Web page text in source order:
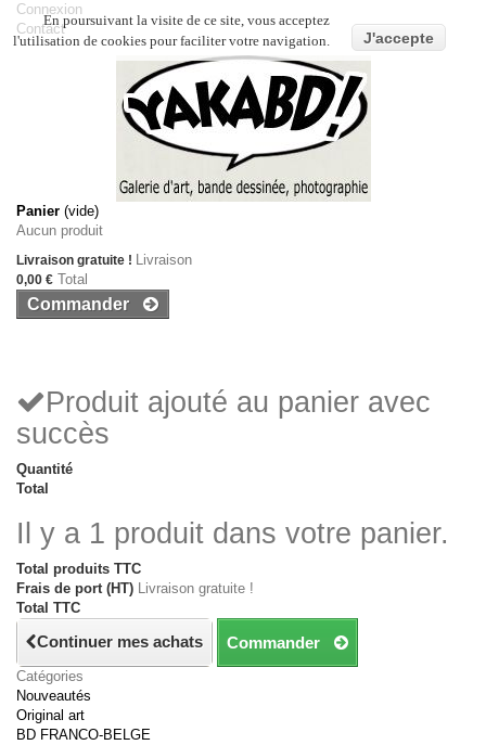
Connexion
Contact
Panier (vide)
Aucun produit
Livraison gratuite ! Livraison
0,00 € Total
Commander
Produit ajouté au panier avec
succès
Quantité
Total
Il y a 1 produit dans votre panier.
Total produits TTC
Frais de port (HT) Livraison gratuite !
Total TTC
Continuer mes achats Commander
Catégories
Nouveautés
Original art
BD FRANCO-BELGE
En poursuivant la visite de ce site, vous acceptez
l'utilisation de cookies pour faciliter votre navigation.
J'accepte